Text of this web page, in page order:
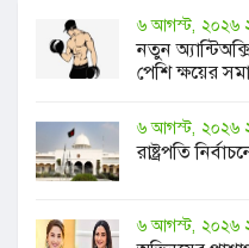
৬ আগস্ট, ২০২৬
নতুন
পেশি ক্ষয়ের
৬ আগস্ট, ২০২৬
রাষ্ট্রপতি
৬ আগস্ট, ২০২৬